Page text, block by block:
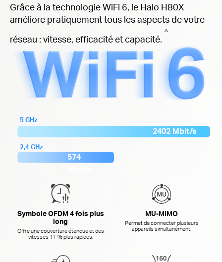
Grâce à la technologie WiFi 6, le Halo H80X
améliore pratiquement tous les aspects de votre
réseau : vitesse, efficacité et capacité.
△
5 GHz
2402 Mbit/s
2,4 GHz
574
Symbole OFDM 4 fois plus
long
Offre une couverture étendue et des
vitesses 11 % plus rapides.
MU-MIMO
Permet de connecter plusieurs
appareils simultanément.